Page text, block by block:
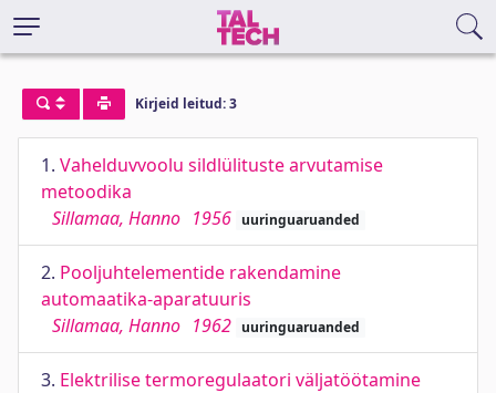
Kirjeid leitud: 3
1. Vahelduvvoolu sildlülituste arvutamise
metoodika
Sillamaa, Hanno 1956 uuringuaruanded
2. Pooljuhtelementide rakendamine
automaatika-aparatuuris
Sillamaa, Hanno 1962 uuringuaruanded
3. Elektrilise termoregulaatori väljatöötamine